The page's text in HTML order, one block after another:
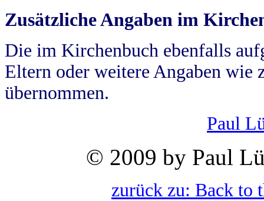
Zusätzliche Angaben im
Die im Kirchenbuch ebenfalls
Eltern oder weitere Angaben wie
übernommen.
Paul
© 2009 by Paul
zurück zu: Back to